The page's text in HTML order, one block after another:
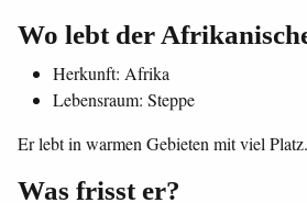
Wo lebt der
Herkunft: Afrika
Lebensraum: Steppe
Er lebt in warmen Gebieten mit viel Platz.
Was frisst er?